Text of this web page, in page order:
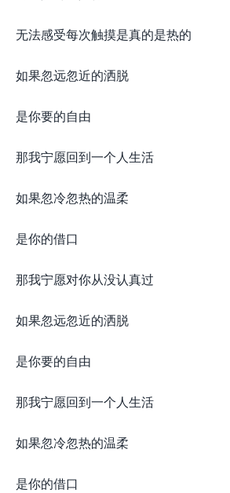
无法感受每次触摸是真的是热的
如果忽远忽近的洒脱
是你要的自由
那我宁愿回到一个人生活
如果忽冷忽热的温柔
是你的借口
那我宁愿对你从没认真过
如果忽远忽近的洒脱
是你要的自由
那我宁愿回到一个人生活
如果忽冷忽热的温柔
是你的借口